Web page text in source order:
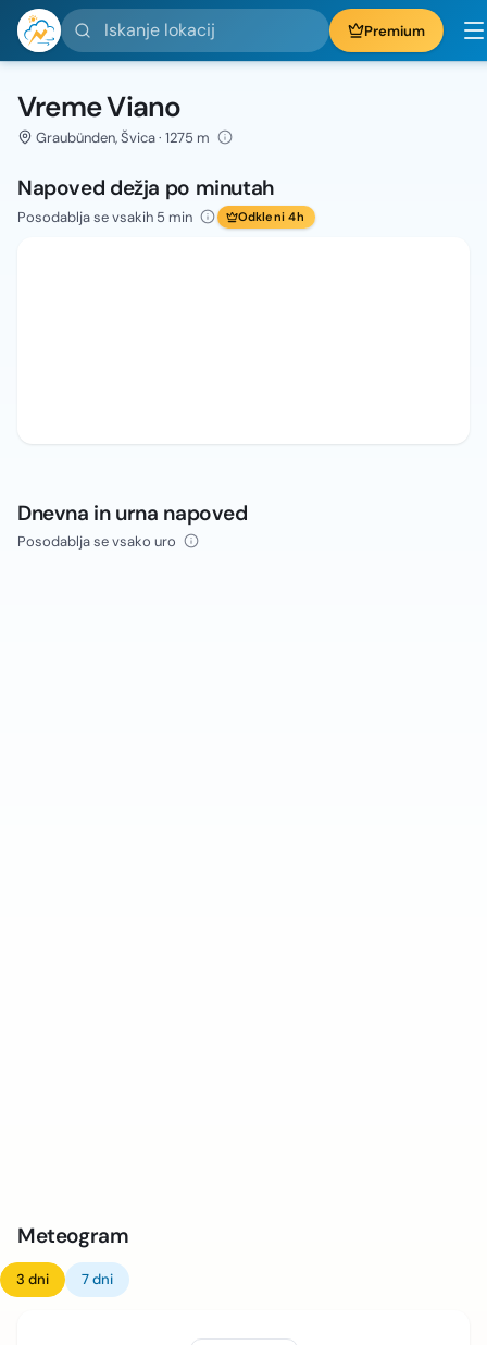
Iskanje lokacij Premium
Vreme Viano
Graubünden, Švica · 1275 m
Napoved dežja po minutah
Posodablja se vsakih 5 min Odkleni 4h
Dnevna in urna napoved
Posodablja se vsako uro
Meteogram
3 dni 7 dni